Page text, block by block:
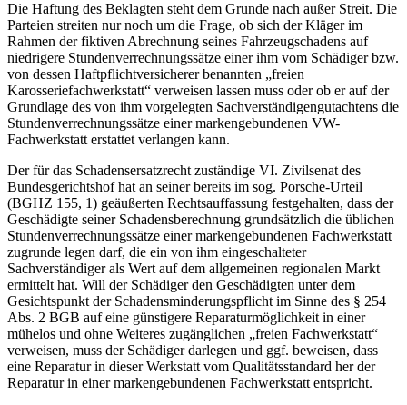
Die Haftung des Beklagten steht dem Grunde nach außer Streit. Die
Parteien streiten nur noch um die Frage, ob sich der Kläger im
Rahmen der fiktiven Abrechnung seines Fahrzeugschadens auf
niedrigere Stundenverrechnungssätze einer ihm vom Schädiger bzw.
von dessen Haftpflichtversicherer benannten „freien
Karosseriefachwerkstatt“ verweisen lassen muss oder ob er auf der
Grundlage des von ihm vorgelegten Sachverständigengutachtens die
Stundenverrechnungssätze einer markengebundenen VW-
Fachwerkstatt erstattet verlangen kann.
Der für das Schadensersatzrecht zuständige VI. Zivilsenat des
Bundesgerichtshof hat an seiner bereits im sog. Porsche-Urteil
(BGHZ 155, 1) geäußerten Rechtsauffassung festgehalten, dass der
Geschädigte seiner Schadensberechnung grundsätzlich die üblichen
Stundenverrechnungssätze einer markengebundenen Fachwerkstatt
zugrunde legen darf, die ein von ihm eingeschalteter
Sachverständiger als Wert auf dem allgemeinen regionalen Markt
ermittelt hat. Will der Schädiger den Geschädigten unter dem
Gesichtspunkt der Schadensminderungspflicht im Sinne des § 254
Abs. 2 BGB auf eine günstigere Reparaturmöglichkeit in einer
mühelos und ohne Weiteres zugänglichen „freien Fachwerkstatt“
verweisen, muss der Schädiger darlegen und ggf. beweisen, dass
eine Reparatur in dieser Werkstatt vom Qualitätsstandard her der
Reparatur in einer markengebundenen Fachwerkstatt entspricht.